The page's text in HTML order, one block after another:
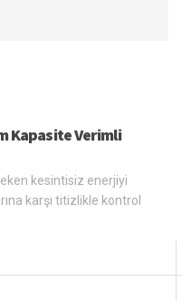
Kapasite Verimli
kesintisiz enerjiyi
karşı titizlikle kontrol